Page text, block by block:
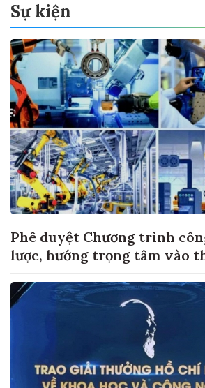
Sự kiện
Phê duyệt Chương trình
lược, hướng trọng tâm vào